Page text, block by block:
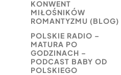
KONWENT
MIŁOŚNIKÓW
ROMANTYZMU (BLOG)
POLSKIE RADIO –
MATURA PO
GODZINACH –
PODCAST BABY OD
POLSKIEGO